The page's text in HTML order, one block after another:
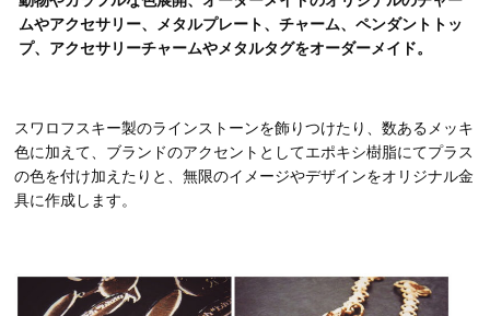
ムやアクセサリー、メタルプレート、チャーム、ペンダントトッ
プ、アクセサリーチャームやメタルタグをオーダーメイド。
スワロフスキー製のラインストーンを飾りつけたり、数あるメッキ
色に加えて、ブランドのアクセントとしてエポキシ樹脂にてプラス
の色を付け加えたりと、無限のイメージやデザインをオリジナル金
具に作成します。